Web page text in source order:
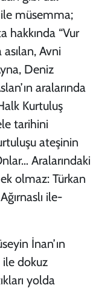
ile müsemma;
hakkında “Vur
Avni
Deniz
aralarında
Kurtuluş
tarihini
ateşinin
Aralarındaki
olmaz: Türkan
ile-
İnan’ın
dokuz
yolda